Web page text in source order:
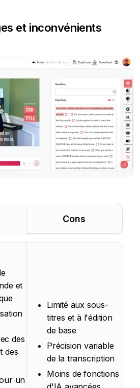
et inconvénients
Cons
et
des
des
un
Limité aux sous-
titres et à l'édition
de base
Précision variable
de la transcription
Moins de fonctions